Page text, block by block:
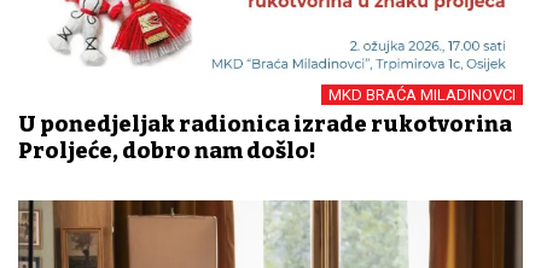
MKD BRAĆA MILADINOVCI
U ponedjeljak radionica izrade rukotvorina
Proljeće, dobro nam došlo!